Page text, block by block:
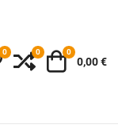
I miei preferiti
0 Compara
0 Carrello
0
0,00 €